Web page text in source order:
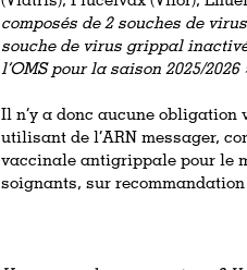
composés de 2 souches de
souche de virus grippal
l’OMS pour la saison 2025/2026
Il n’y a donc aucune obligation
utilisant de l’ARN messager,
vaccinale antigrippale pour le
soignants, sur